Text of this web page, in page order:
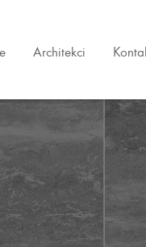
Architekci